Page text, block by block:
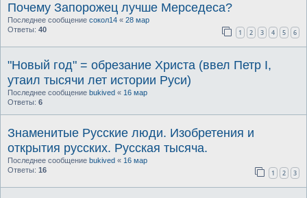
Почему Запорожец лучше Мерседеса?
Последнее сообщение сокол14 « 28 мар
Ответы: 40 1 2 3 4 5 6
"Новый год" = обрезание Христа (ввел Петр I,
утаил тысячи лет истории Руси)
Последнее сообщение bukived « 16 мар
Ответы: 6
Знаменитые Русские люди. Изобретения и
открытия русских. Русская тысяча.
Последнее сообщение bukived « 16 мар
Ответы: 16 1 2 3